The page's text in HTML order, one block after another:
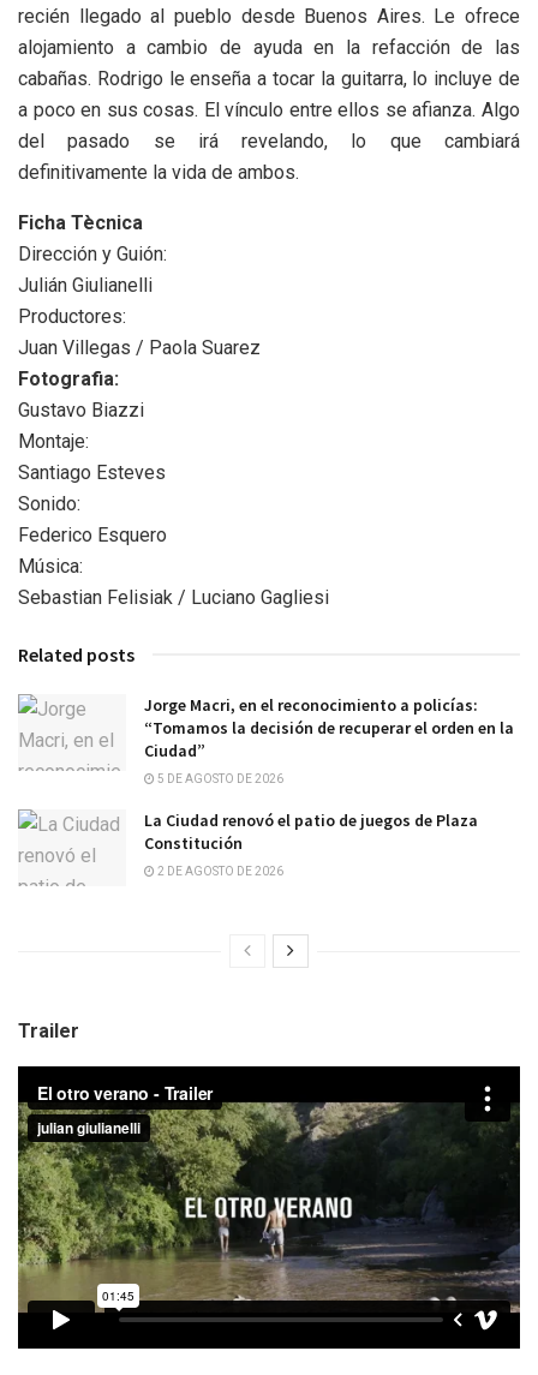
recién llegado al pueblo desde Buenos Aires. Le ofrece
alojamiento a cambio de ayuda en la refacción de las
cabañas. Rodrigo le enseña a tocar la guitarra, lo incluye de
a poco en sus cosas. El vínculo entre ellos se afianza. Algo
del pasado se irá revelando, lo que cambiará
definitivamente la vida de ambos.
Ficha Tècnica
Dirección y Guión:
Julián Giulianelli
Productores:
Juan Villegas / Paola Suarez
Fotografia:
Gustavo Biazzi
Montaje:
Santiago Esteves
Sonido:
Federico Esquero
Música:
Sebastian Felisiak / Luciano Gagliesi
Related posts
Jorge Macri, en el reconocimiento a policías:
“Tomamos la decisión de recuperar el orden en la
Ciudad”
5 DE AGOSTO DE 2026
La Ciudad renovó el patio de juegos de Plaza
Constitución
2 DE AGOSTO DE 2026
Trailer